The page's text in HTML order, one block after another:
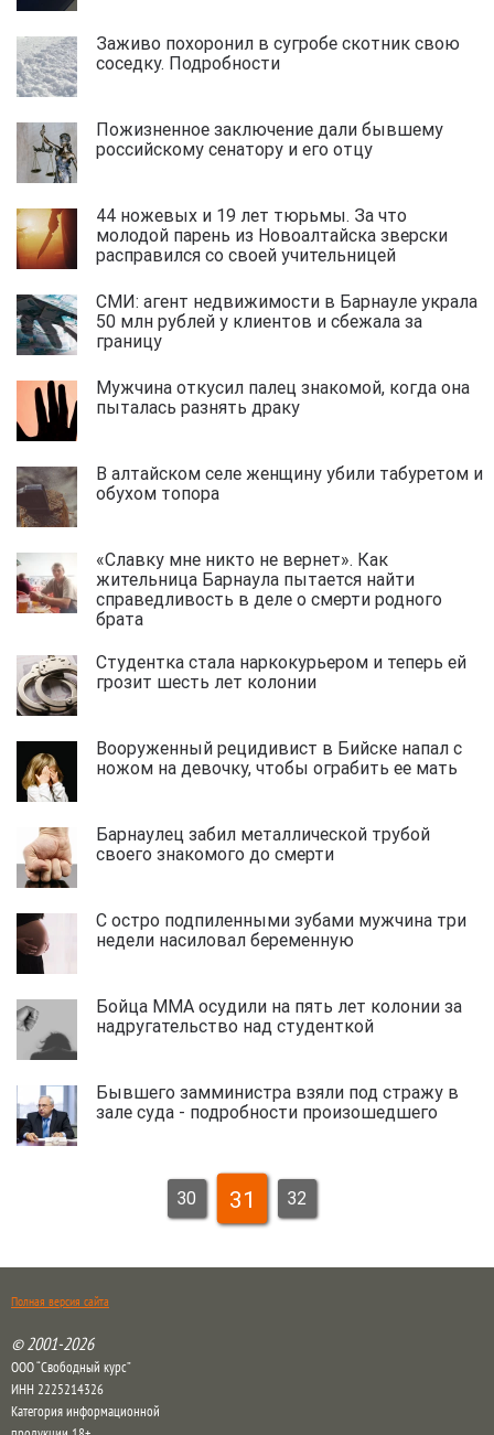
Заживо похоронил в сугробе скотник свою
соседку. Подробности
Пожизненное заключение дали бывшему
российскому сенатору и его отцу
44 ножевых и 19 лет тюрьмы. За что
молодой парень из Новоалтайска зверски
расправился со своей учительницей
СМИ: агент недвижимости в Барнауле украла
50 млн рублей у клиентов и сбежала за
границу
Мужчина откусил палец знакомой, когда она
пыталась разнять драку
В алтайском селе женщину убили табуретом и
обухом топора
«Славку мне никто не вернет». Как
жительница Барнаула пытается найти
справедливость в деле о смерти родного
брата
Студентка стала наркокурьером и теперь ей
грозит шесть лет колонии
Вооруженный рецидивист в Бийске напал с
ножом на девочку, чтобы ограбить ее мать
Барнаулец забил металлической трубой
своего знакомого до смерти
С остро подпиленными зубами мужчина три
недели насиловал беременную
Бойца ММА осудили на пять лет колонии за
надругательство над студенткой
Бывшего замминистра взяли под стражу в
зале суда - подробности произошедшего
30 31 32
Полная версия сайта
© 2001-2026
ООО “Свободный курс”
ИНН 2225214326
Категория информационной